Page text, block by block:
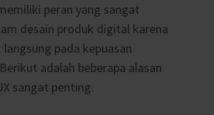
peran yang sangat
desain produk digital karena
pada kepuasan
adalah beberapa alasan
sangat penting.